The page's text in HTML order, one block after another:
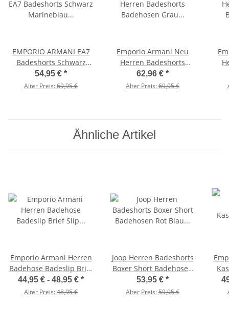
EMPORIO ARMANI EA7
Badeshorts Schwarz
Marineblau Nachtblau
Badehose Boxer Shorts
54,95 € *
Alter Preis:69,95 €
Emporio Armani Neu
Herren Badeshorts
Badehosen Grau Grün
Schwarz von 48 bis 56
62,96 € *
Alter Preis:69,95 €
Ähnliche Artikel
Emporio Armani Herren
Badehose Badeslip Brief
Slip Beachwear
2R401_211722
44,95 € - 48,95 € *
Alter Preis:48,95 €
Joop Herren Badeshorts
Boxer Short Badehosen
Rot Blau Schwarz
53,95 € *
Alter Preis:59,95 €